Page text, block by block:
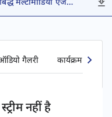
वित्त वर्ष 2024-25 के लिए सूचीबद्ध मल्टीमीडिया एजेंसियों की सूची
गैलरी कार्यक्रम गैलरी
नहीं है